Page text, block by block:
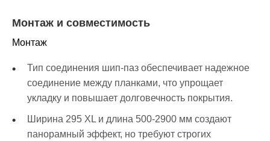
Монтаж и совместимость
Монтаж
Тип соединения шип-паз обеспечивает надежное
соединение между планками, что упрощает
укладку и повышает долговечность покрытия.
Ширина 295 XL и длина 500-2900 мм создают
панорамный эффект, но требуют строгих